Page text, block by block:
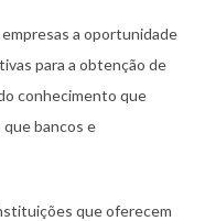
a oportunidade
para a obtenção de
conhecimento que
bancos e
que oferecem